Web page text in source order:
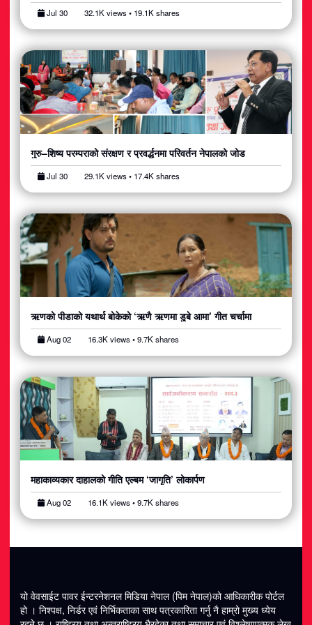
Jul 30 32.1K views • 19.1K shares
गुरु–शिष्य परम्पराको संरक्षण र प्रवर्द्धनमा परिवर्तन नेपालको जोड
Jul 30 29.1K views • 17.4K shares
ऋणको पीडाको यथार्थ बोकेको ‘ऋणै ऋणमा डुबे आमा’ गीत चर्चामा
Aug 02 16.3K views • 9.7K shares
महाकाव्यकार दाहालको गीति एल्बम ‘जागृति’ लोकार्पण
Aug 02 16.1K views • 9.7K shares
यो वेवसाईट पावर ईन्टरनेशनल मिडिया नेपाल (पिम नेपाल)को आधिकारीक पोर्टल
हो । निश्पक्ष, निर्डर एवं निर्भिकताका साथ पत्रकारिता गर्नु नै हाम्रो मुख्य ध्येय